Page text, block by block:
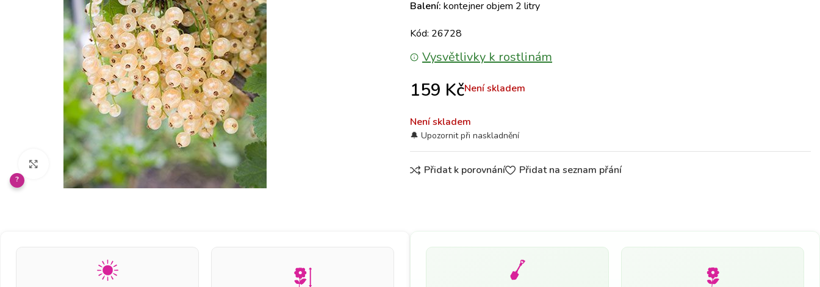
Klikněte pro zvětšení
?
Balení: kontejner objem 2 litry
Kód: 26728
Vysvětlivky k rostlinám
159 KčNení skladem
Není skladem
Přidat k porovnání Přidat na seznam přání